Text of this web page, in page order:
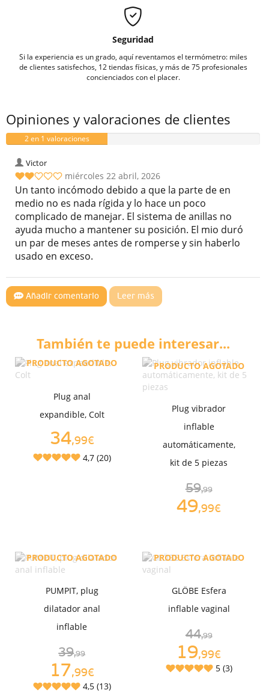
Seguridad
Si la experiencia es un grado, aquí reventamos el termómetro: miles
de clientes satisfechos, 12 tiendas físicas, y más de 75 profesionales
concienciados con el placer.
Opiniones y valoraciones de clientes
2 en 1 valoraciones
Victor
miércoles 22 abril, 2026
Un tanto incómodo debido a que la parte de en
medio no es nada rígida y lo hace un poco
complicado de manejar. El sistema de anillas no
ayuda mucho a mantener su posición. El mio duró
un par de meses antes de romperse y sin haberlo
usado en exceso.
Añadir comentario Leer más
También te puede interesar...
PRODUCTO AGOTADO
Plug anal
expandible, Colt
34,99€
4,7 (20)
PRODUCTO AGOTADO
Plug vibrador
inflable
automáticamente,
kit de 5 piezas
59,99
49,99€
PRODUCTO AGOTADO
PUMPIT, plug
dilatador anal
inflable
39,99
17,99€
4,5 (13)
PRODUCTO AGOTADO
GLÖBE Esfera
inflable vaginal
44,99
19,99€
5 (3)